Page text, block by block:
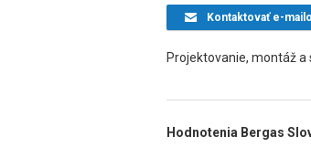
Kontaktovaťe-
Projektovanie, montáž a
Hodnotenia Bergas